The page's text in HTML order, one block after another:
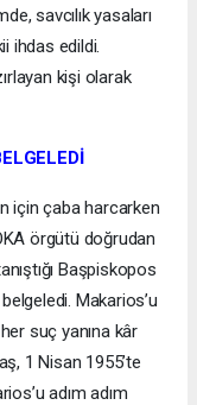
savcılık yasaları
ihdas edildi.
kişi olarak
için çaba harcarken
örgütü doğrudan
Başpiskopos
Makarios’u
suç yanına kâr
1 Nisan 1955’te
adım adım